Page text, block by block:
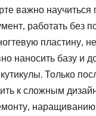
важно научиться
работать без
пластину,
наносить базу и
Только
к сложным